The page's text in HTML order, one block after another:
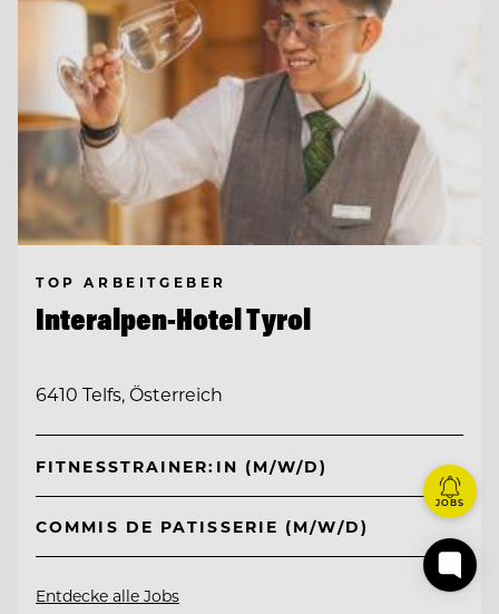
TOP ARBEITGEBER
Interalpen-Hotel Tyrol
6410 Telfs, Österreich
FITNESSTRAINER:IN (M/W/D)
COMMIS DE PATISSERIE (M/W/D)
Entdecke alle Jobs
JOBS